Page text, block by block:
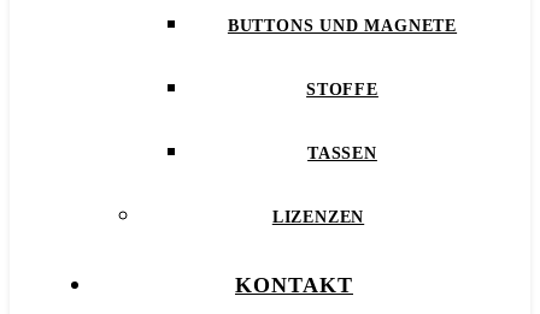
BUTTONS UND MAGNETE
STOFFE
TASSEN
LIZENZEN
KONTAKT